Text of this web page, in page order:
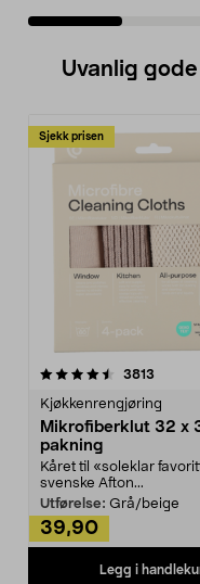
Uvanlig
Sjekk prisen
3813
Kjøkkenrengjøring
Mikrofiberklut 32 x
pakning
Kåret til «soleklar
svenske Afton...
Utførelse: Grå/beige
39,90
Legg i
4.5av 5 stjerner